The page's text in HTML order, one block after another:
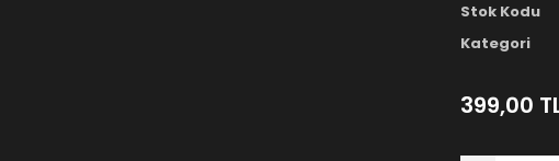
Stok Kodu
Kategori
399,00